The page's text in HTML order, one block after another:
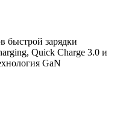
быстрой зарядки
Quick Charge 3.0 и
GaN